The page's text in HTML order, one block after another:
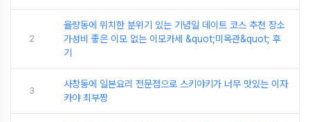
2
율량동에 위치한 분위기 있는 기념일 데이트 코스 추천 장소
가성비 좋은 이모 없는 이모카세 &quot;미옥관&quot; 후
기
3
사창동에 일본요리 전문점으로 스키야키가 너무 맛있는 이자
카야 최부짱